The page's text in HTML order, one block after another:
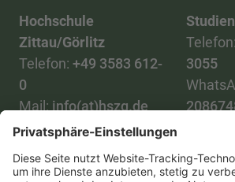
Hochschule
Zittau/Görlitz
Telefon: +49 3583 612-
0
Mail: info(at)hszg.de
Telefon:
3055